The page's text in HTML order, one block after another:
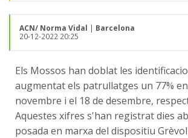
ACN/ Norma Vidal | Barcelona
20-12-2022 20:25
Els Mossos han doblat les
augmentat els patrullatges un 77%
novembre i el 18 de desembre,
Aquestes xifres s'han registrat dies
posada en marxa del dispositiu